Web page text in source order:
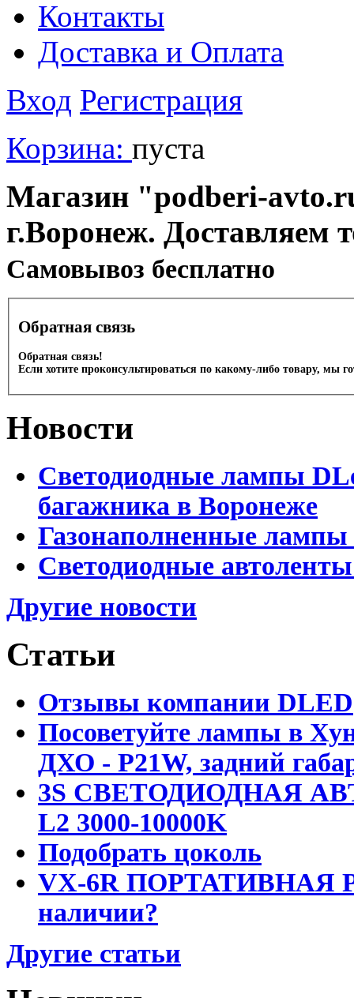
Контакты
Доставка и Оплата
Вход Регистрация
Корзина: пуста
Магазин "podberi-
г.Воронеж. Доставляем
Cамовывоз бесплатно
Обратная связь
Обратная связь!
Если хотите проконсультироваться по какому-либо товару, мы
Новости
Светодиодные лампы
багажника в Воронеже
Газонаполненные
Светодиодные
Другие новости
Статьи
Отзывы компании DLED
Посоветуйте лампы в
ДХО - P21W, задний
3S СВЕТОДИОДНАЯ
L2 3000-10000K
Подобрать цоколь
VX-6R ПОРТАТИВНАЯ
наличии?
Другие статьи